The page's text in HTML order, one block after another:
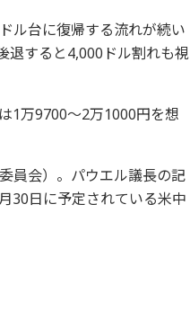
ル台に復帰する流れが続い
退すると4,000ドル割れも視
1万9700～2万1000円を想
員会）。パウエル議長の記
30日に予定されている米中